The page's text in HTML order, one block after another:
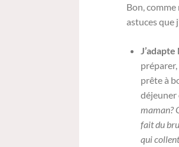
Bon,
astuces que
prête à
déjeuner
maman?
fait du
qui